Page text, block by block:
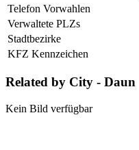
Telefon Vorwahlen
Verwaltete PLZs
Stadtbezirke
KFZ Kennzeichen
Related by City - Daun
Kein Bild verfügbar